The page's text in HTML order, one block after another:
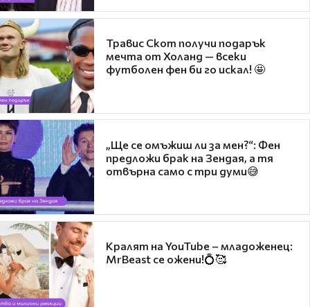
Травис Скот получи подарък
мечта от Холанд — всеки
футболен фен би го искал! 🤩
„Ще се омъжиш ли за мен?“: Фен
предложи брак на Зендая, а тя
отвърна само с три думи😅
Кралят на YouTube – младоженец:
MrBeast се ожени!💍🥰